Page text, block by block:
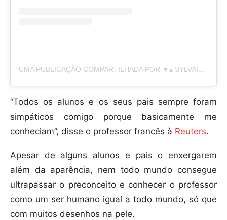
UMA PUBLICAÇÃO COMPARTILHADA POR ▼▴ SYLVAIN ▴▼ (@FREAKYHOODY)
“Todos os alunos e os seus pais sempre foram
simpáticos comigo porque basicamente me
conheciam”, disse o professor francês à Reuters.
Apesar de alguns alunos e pais o enxergarem
além da aparência, nem todo mundo consegue
ultrapassar o preconceito e conhecer o professor
como um ser humano igual a todo mundo, só que
com muitos desenhos na pele.